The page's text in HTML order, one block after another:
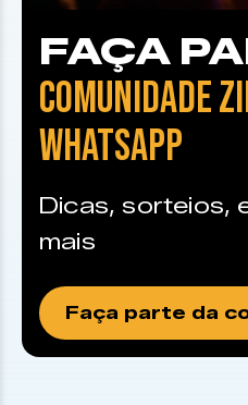
FAÇA
COMUNIDADE
WHATSAPP
Dicas, sorteios,
mais
Faça parte da